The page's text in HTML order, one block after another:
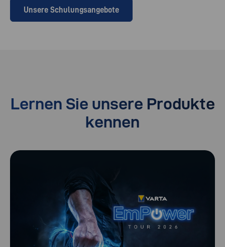
Unsere Schulungsangebote
Lernen Sie unsere Produkte
kennen